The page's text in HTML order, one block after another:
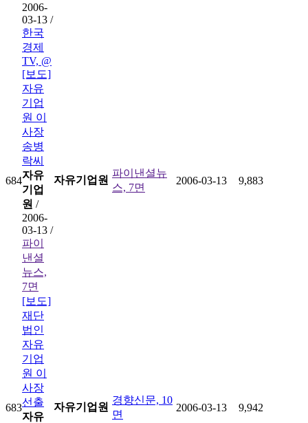
2006-
03-13 /
한국
경제
TV, @
684
[보도]
자유
기업
원 이
사장
송병
락씨
자유
기업
원 /
2006-
03-13 /
파이
낸셜
뉴스,
7면
자유기업원
파이낸셜뉴
스, 7면
2006-03-13 9,883
683
[보도]
재단
법인
자유
기업
원 이
사장
선출
자유
자유기업원
경향신문, 10
면
2006-03-13 9,942